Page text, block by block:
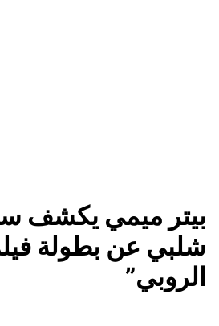
بيتر ميمي يكشف
شلبي عن بطولة
الروبي”